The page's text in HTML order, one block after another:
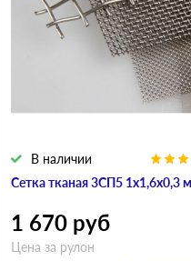
Сетка тканая 3СП5 1х1,6х0,3
В наличии
1 670 руб
Цена за рулон